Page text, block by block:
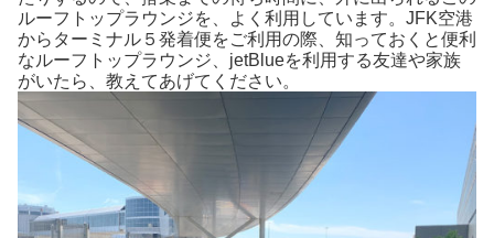
ルーフトップラウンジを、よく利用しています。JFK空港
からターミナル５発着便をご利用の際、知っておくと便利
なルーフトップラウンジ、jetBlueを利用する友達や家族
がいたら、教えてあげてください。